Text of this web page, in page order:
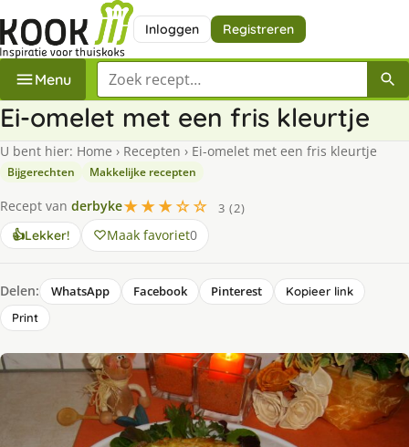
Inloggen Registreren
Menu Zoek een recept
Ei-omelet met een fris kleurtje
U bent hier: Home › Recepten › Ei-omelet met een fris kleurtje
Bijgerechten Makkelijke recepten
Recept van derbyke★★★☆☆
3 (2)
👍Lekker! Maak favoriet0
Delen: WhatsApp Facebook Pinterest
Kopieer link
Print